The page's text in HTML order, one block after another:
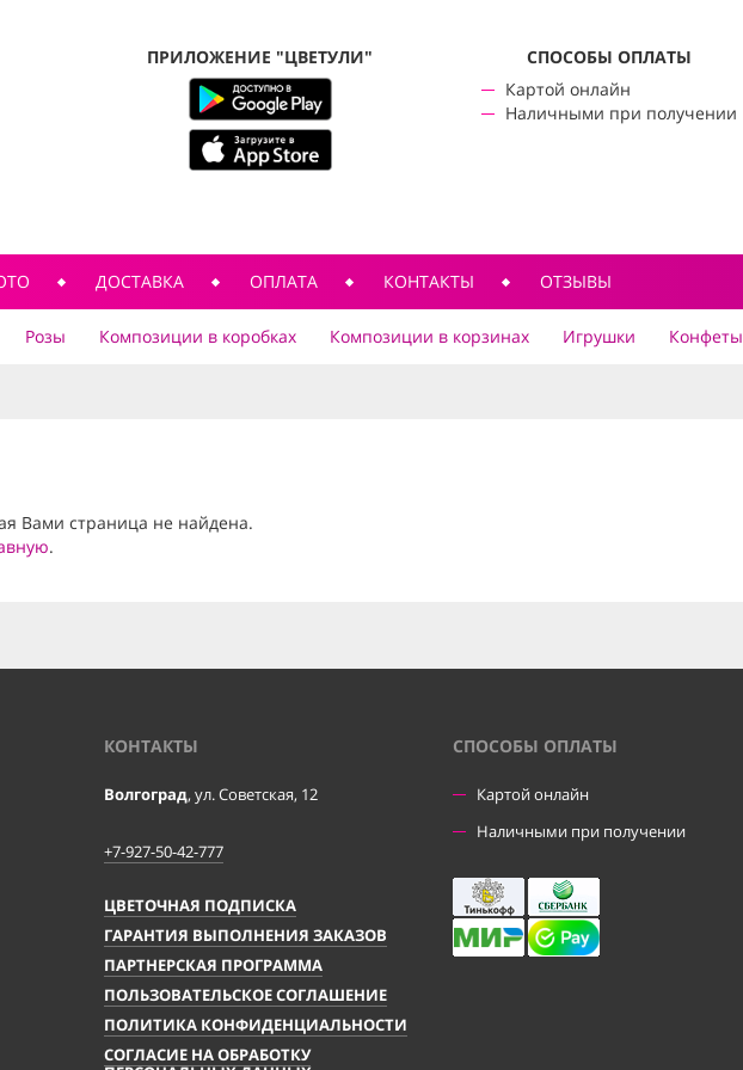
ПРИЛОЖЕНИЕ "ЦВЕТУЛИ"
CПОСОБЫ ОПЛАТЫ
Картой онлайн
Наличными при получении
ДОСТАВКА ОПЛАТА КОНТАКТЫ ОТЗЫВЫ
Розы Композиции в коробках Композиции в корзинах Игрушки Конфеты
Вами страница не найдена.
.
КОНТАКТЫ
Волгоград, ул. Советская, 12
+7-927-50-42-777
ЦВЕТОЧНАЯ ПОДПИСКА
ГАРАНТИЯ ВЫПОЛНЕНИЯ ЗАКАЗОВ
ПАРТНЕРСКАЯ ПРОГРАММА
ПОЛЬЗОВАТЕЛЬСКОЕ СОГЛАШЕНИЕ
ПОЛИТИКА КОНФИДЕНЦИАЛЬНОСТИ
СОГЛАСИЕ НА ОБРАБОТКУ
CПОСОБЫ ОПЛАТЫ
Картой онлайн
Наличными при получении